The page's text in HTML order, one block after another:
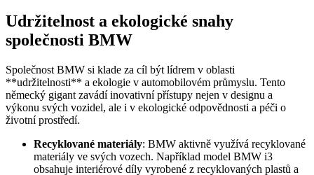
Udržitelnost a ekologické snahy
společnosti BMW
Společnost BMW si klade za cíl být lídrem v oblasti
**udržitelnosti** a ekologie v automobilovém průmyslu. Tento
německý gigant zavádí inovativní přístupy nejen v designu a
výkonu svých vozidel, ale i v ekologické odpovědnosti a péči o
životní prostředí.
Recyklované materiály: BMW aktivně využívá recyklované
materiály ve svých vozech. Například model BMW i3
obsahuje interiérové díly vyrobené z recyklovaných plastů a